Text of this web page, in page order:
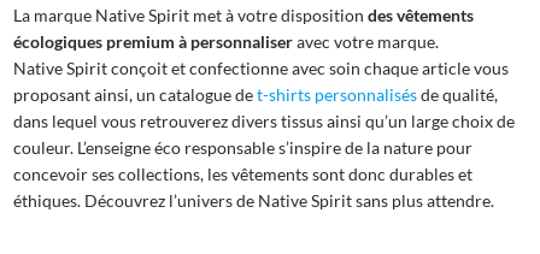
La marque Native Spirit met à votre dispositiondes vêtements
écologiques premium à personnaliseravec votre marque.
Native Spirit conçoit et confectionne avec soin chaque article vous
proposant ainsi, un catalogue det-shirts personnalisésde qualité,
dans lequel vous retrouverez divers tissus ainsi qu’un large choix de
couleur. L’enseigne éco responsable s’inspire de la nature pour
concevoir ses collections, les vêtements sont donc durables et
éthiques. Découvrez l’univers de Native Spirit sans plus attendre.